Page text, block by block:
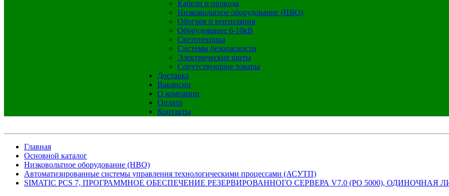
Кабели и провода
Низковольтное оборудование (НВО)
Обогрев и вентиляция
Оборудование 6-10кВ
Светотехника
Системы безопасности
Электрические щиты
Сопутствующие товары
Доставка
Вакансии
О компании
Оплата
Контакты
Главная
Основной каталог
Низковольтное оборудование (НВО)
Автоматизированные системы управления технологическими процессами (АСУТП)
SIMATIC PCS 7, ПРОГРАММНОЕ ОБЕСПЕЧЕНИЕ РЕЗЕРВИРОВАННОГО СЕРВЕРА V7.0 (PO 5000),